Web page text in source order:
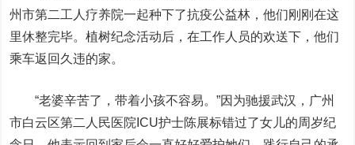
州市第二工人疗养院一起种下了抗疫公益林，他们刚刚在这
里休整完毕。植树纪念活动后，在工作人员的欢送下，他们
乘车返回久违的家。
“老婆辛苦了，带着小孩不容易。”因为驰援武汉，广州
市白云区第二人民医院ICU护士陈展标错过了女儿的周岁纪